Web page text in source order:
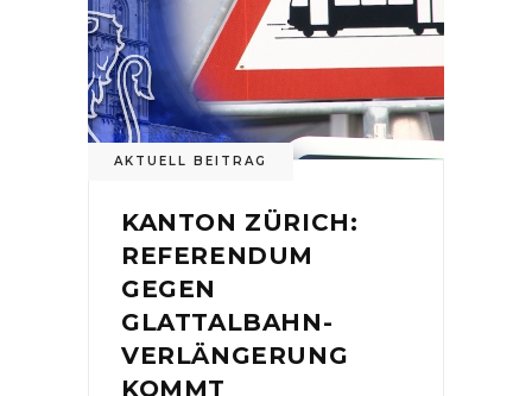
AKTUELL BEITRAG
KANTON ZÜRICH:
REFERENDUM
GEGEN
GLATTALBAHN-
VERLÄNGERUNG
KOMMT